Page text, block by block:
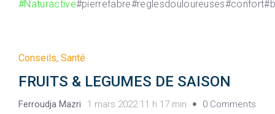
#Naturactive
Conseils, Santé
FRUITS & LEGUMES DE SAISON
Ferroudja Mazri 1 mars 2022 11 h 17 min 0 Comments